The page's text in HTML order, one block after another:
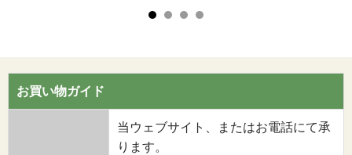
お買い物ガイド
当ウェブサイト、またはお電話にて承
ります。